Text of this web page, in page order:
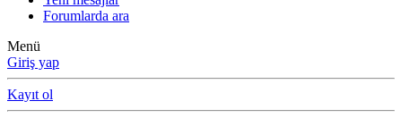
Forumlarda ara
Menü
Giriş yap
Kayıt ol